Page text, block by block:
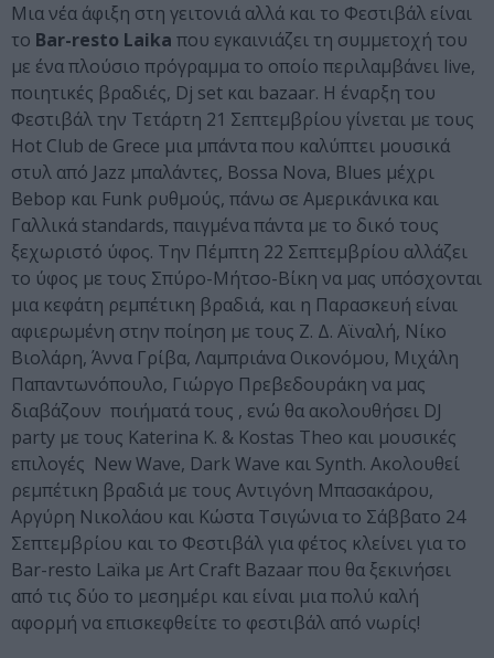
Μια νέα άφιξη στη γειτονιά αλλά και το Φεστιβάλ είναι
το Bar-resto Laika που εγκαινιάζει τη συμμετοχή του
με ένα πλούσιο πρόγραμμα το οποίο περιλαμβάνει live,
ποιητικές βραδιές, Dj set και bazaar. Η έναρξη του
Φεστιβάλ την Τετάρτη 21 Σεπτεμβρίου γίνεται με τους
Hot Club de Grece μια μπάντα που καλύπτει μουσικά
στυλ από Jazz μπαλάντες, Bossa Nova, Blues μέχρι
Bebop και Funk ρυθμούς, πάνω σε Αμερικάνικα και
Γαλλικά standards, παιγμένα πάντα με το δικό τους
ξεχωριστό ύφος. Την Πέμπτη 22 Σεπτεμβρίου αλλάζει
το ύφος με τους Σπύρο-Μήτσο-Βίκη να μας υπόσχονται
μια κεφάτη ρεμπέτικη βραδιά, και η Παρασκευή είναι
αφιερωμένη στην ποίηση με τους Ζ. Δ. Αϊναλή, Νίκο
Βιολάρη, Άννα Γρίβα, Λαμπριάνα Οικονόμου, Μιχάλη
Παπαντωνόπουλο, Γιώργο Πρεβεδουράκη να μας
διαβάζουν ποιήματά τους , ενώ θα ακολουθήσει DJ
party με τους Katerina K. & Kostas Theo και μουσικές
επιλογές New Wave, Dark Wave και Synth. Ακολουθεί
ρεμπέτικη βραδιά με τους Αντιγόνη Μπασακάρου,
Αργύρη Νικολάου και Κώστα Τσιγώνια το Σάββατο 24
Σεπτεμβρίου και το Φεστιβάλ για φέτος κλείνει για το
Bar-resto Laïka με Art Craft Bazaar που θα ξεκινήσει
από τις δύο το μεσημέρι και είναι μια πολύ καλή
αφορμή να επισκεφθείτε το φεστιβάλ από νωρίς!